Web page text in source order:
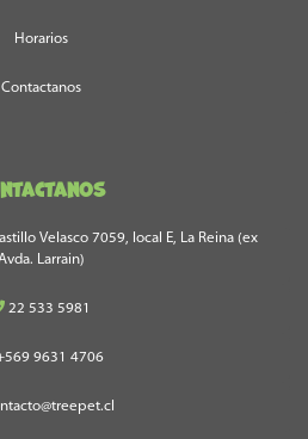
Horarios
Contactanos
Velasco 7059, local E, La Reina (ex
Larrain)
22 533 5981
9631 4706